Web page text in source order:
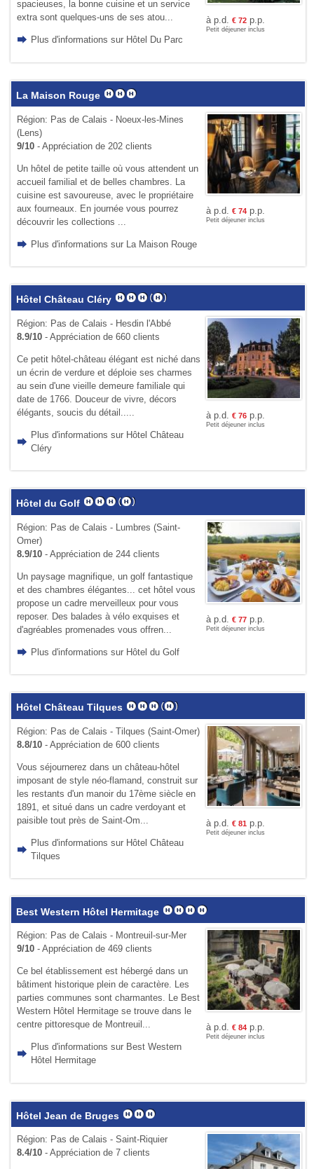
spacieuses, la bonne cuisine et un service
extra sont quelques-uns de ses atou...
Plus d'informations sur Hôtel Du Parc
à p.d. € 72p.p.
Petit déjeuner inclus
La Maison Rouge
Région: Pas de Calais - Noeux-les-Mines
(Lens)
9/10- Appréciation de 202 clients
Un hôtel de petite taille où vous attendent un
accueil familial et de belles chambres. La
cuisine est savoureuse, avec le propriétaire
aux fourneaux. En journée vous pourrez
découvrir les collections ...
Plus d'informations sur La Maison Rouge
à p.d. € 74p.p.
Petit déjeuner inclus
Hôtel Château Cléry
Région: Pas de Calais - Hesdin l'Abbé
8.9/10- Appréciation de 660 clients
Ce petit hôtel-château élégant est niché dans
un écrin de verdure et déploie ses charmes
au sein d'une vieille demeure familiale qui
date de 1766. Douceur de vivre, décors
élégants, soucis du détail.....
Plus d'informations sur Hôtel Château
Cléry
à p.d. € 76p.p.
Petit déjeuner inclus
Hôtel du Golf
Région: Pas de Calais - Lumbres (Saint-
Omer)
8.9/10- Appréciation de 244 clients
Un paysage magnifique, un golf fantastique
et des chambres élégantes... cet hôtel vous
propose un cadre merveilleux pour vous
reposer. Des balades à vélo exquises et
d'agréables promenades vous offren...
Plus d'informations sur Hôtel du Golf
à p.d. € 77p.p.
Petit déjeuner inclus
Hôtel Château Tilques
Région: Pas de Calais - Tilques (Saint-Omer)
8.8/10- Appréciation de 600 clients
Vous séjournerez dans un château-hôtel
imposant de style néo-flamand, construit sur
les restants d'un manoir du 17ème siècle en
1891, et situé dans un cadre verdoyant et
paisible tout près de Saint-Om...
Plus d'informations sur Hôtel Château
Tilques
à p.d. € 81 p.p.
Petit déjeuner inclus
Best Western Hôtel Hermitage
Région: Pas de Calais - Montreuil-sur-Mer
9/10- Appréciation de 469 clients
Ce bel établissement est hébergé dans un
bâtiment historique plein de caractère. Les
parties communes sont charmantes. Le Best
Western Hôtel Hermitage se trouve dans le
centre pittoresque de Montreuil...
Plus d'informations sur Best Western
Hôtel Hermitage
à p.d. € 84p.p.
Petit déjeuner inclus
Hôtel Jean de Bruges
Région: Pas de Calais - Saint-Riquier
8.4/10- Appréciation de 7 clients